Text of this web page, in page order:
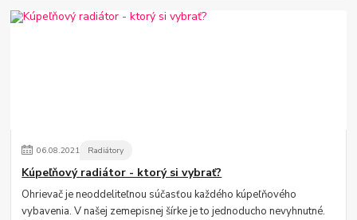
06.08.2021 Radiátory
Kúpeľňový radiátor - ktorý si vybrať?
Ohrievač je neoddeliteľnou súčasťou každého kúpeľňového
vybavenia. V našej zemepisnej šírke je to jednoducho nevyhnutné.